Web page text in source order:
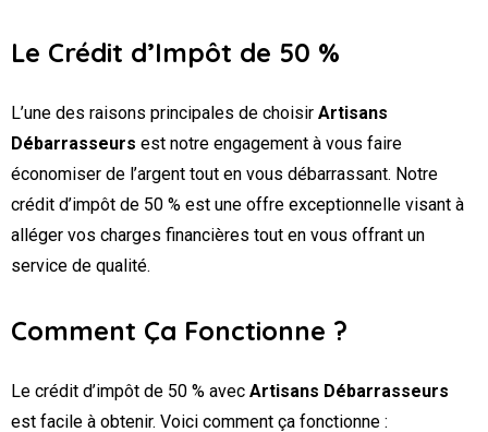
Le Crédit d’Impôt de 50 %
L’une des raisons principales de choisir Artisans
Débarrasseurs est notre engagement à vous faire
économiser de l’argent tout en vous débarrassant. Notre
crédit d’impôt de 50 % est une offre exceptionnelle visant à
alléger vos charges financières tout en vous offrant un
service de qualité.
Comment Ça Fonctionne ?
Le crédit d’impôt de 50 % avec Artisans Débarrasseurs
est facile à obtenir. Voici comment ça fonctionne :